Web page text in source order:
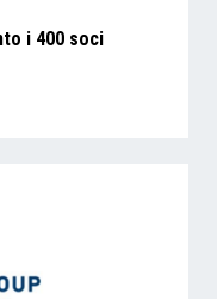
i 400 soci